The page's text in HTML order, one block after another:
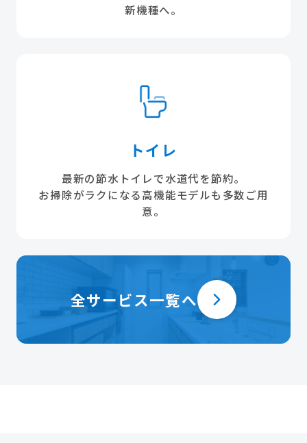
新機種へ。
トイレ
最新の節水トイレで水道代を節約。
お掃除がラクになる高機能モデルも多数ご用
意。
全サービス一覧へ